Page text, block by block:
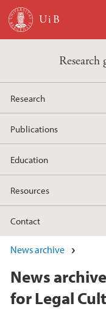
Skip to main content
Research
Publications
Education
Resources
Contact
News archive
News
for Legal